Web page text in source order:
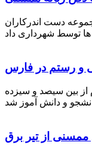
دست اندرکاران
رستم در فارس
از بین سیصد و سیزده
از تیر برق